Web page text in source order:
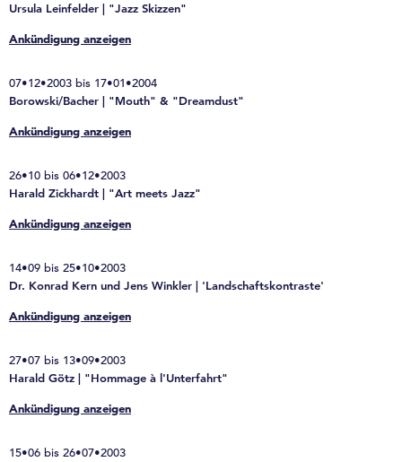
Ursula Leinfelder | "Jazz Skizzen"
Ankündigung anzeigen
07•12•2003 bis 17•01•2004
Borowski/Bacher | "Mouth" & "Dreamdust"
Ankündigung anzeigen
26•10 bis 06•12•2003
Harald Zickhardt | "Art meets Jazz"
Ankündigung anzeigen
14•09 bis 25•10•2003
Dr. Konrad Kern und Jens Winkler | 'Landschaftskontraste'
Ankündigung anzeigen
27•07 bis 13•09•2003
Harald Götz | "Hommage à l'Unterfahrt"
Ankündigung anzeigen
15•06 bis 26•07•2003